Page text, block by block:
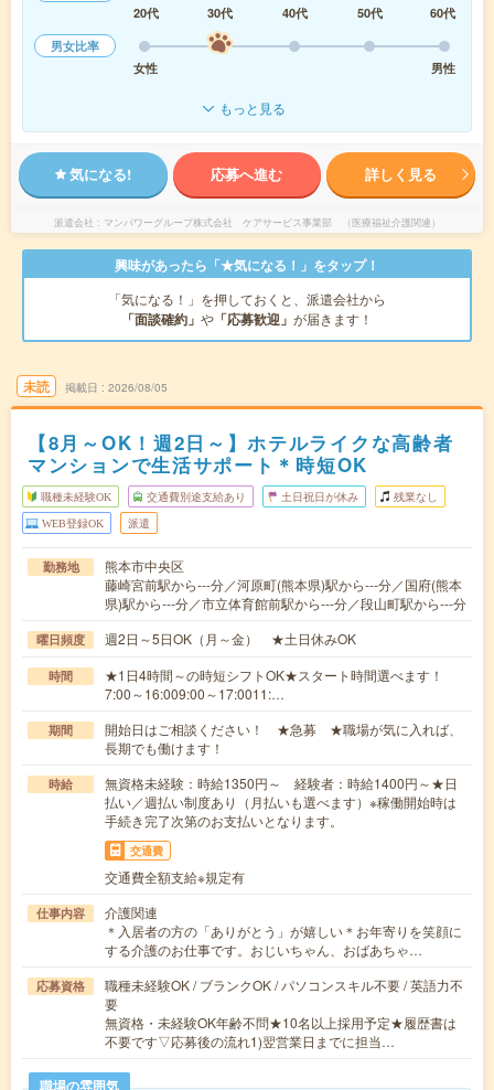
20代
30代 40代 50代
60代
男女比率
女性
男性
もっと見る
気になる! 応募へ進む 詳しく見る
派遣会社 マンパワーグループ株式会社 ケアサービス事業部 （医療福祉介護関連）
興味があったら「★気になる！」をタップ！
「気になる！」を押しておくと、派遣会社から
「面談確約」 や 「応募歓迎」 が届きます！
未読 掲載日 2026/08/05
【8月～OK！週2日～】ホテルライクな高齢者
マンションで生活サポート＊時短OK
職種未経験OK 交通費別途支給あり 土日祝日が休み 残業なし
WEB登録OK 派遣
勤務地
熊本市中央区
藤崎宮前駅から---分／河原町(熊本県)駅から---分／国府(熊本
県)駅から---分／市立体育館前駅から---分／段山町駅から---分
曜日頻度 週2日～5日OK（月～金） ★土日休みOK
時間
★1日4時間～の時短シフトOK★スタート時間選べます！
7:00～16:009:00～17:0011:…
期間
開始日はご相談ください！ ★急募 ★職場が気に入れば、
長期でも働けます！
時給
無資格未経験：時給1350円～ 経験者：時給1400円～★日
払い／週払い制度あり（月払いも選べます）※稼働開始時は
手続き完了次第のお支払いとなります。
交通費
交通費全額支給※規定有
仕事内容
介護関連
＊入居者の方の「ありがとう」が嬉しい＊お年寄りを笑顔に
する介護のお仕事です。おじいちゃん、おばあちゃ…
応募資格
職種未経験OK / ブランクOK / パソコンスキル不要 / 英語力不
要
無資格・未経験OK年齢不問★10名以上採用予定★履歴書は
不要です▽応募後の流れ1)翌営業日までに担当…
職場の雰囲気